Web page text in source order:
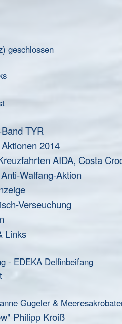
geschlossen
TYR
2014
AIDA, Costa
Walfang-Aktion
Verseuchung
Links
- EDEKA Delfinbeifang
Gugeler &
Philipp Kroiß